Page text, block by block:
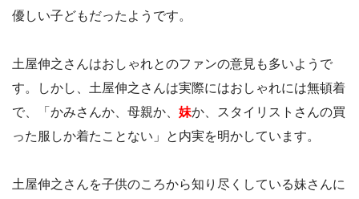
優しい子どもだったようです。
土屋伸之さんはおしゃれとのファンの意見も多いようで
す。しかし、土屋伸之さんは実際にはおしゃれには無頓着
で、「かみさんか、母親か、 妹か、スタイリストさんの買
った服しか着たことない」と内実を明かしています。
土屋伸之さんを子供のころから知り尽くしている妹さんに